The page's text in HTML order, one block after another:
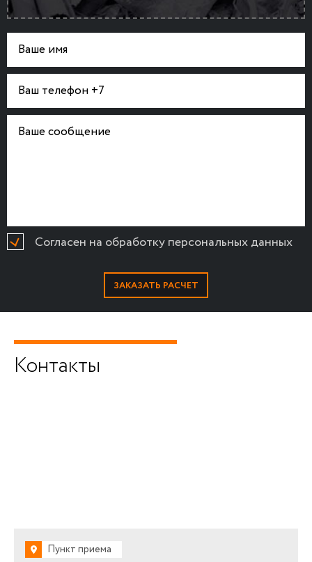
Согласен на обработку персональных данных
Контакты
Пункт приема